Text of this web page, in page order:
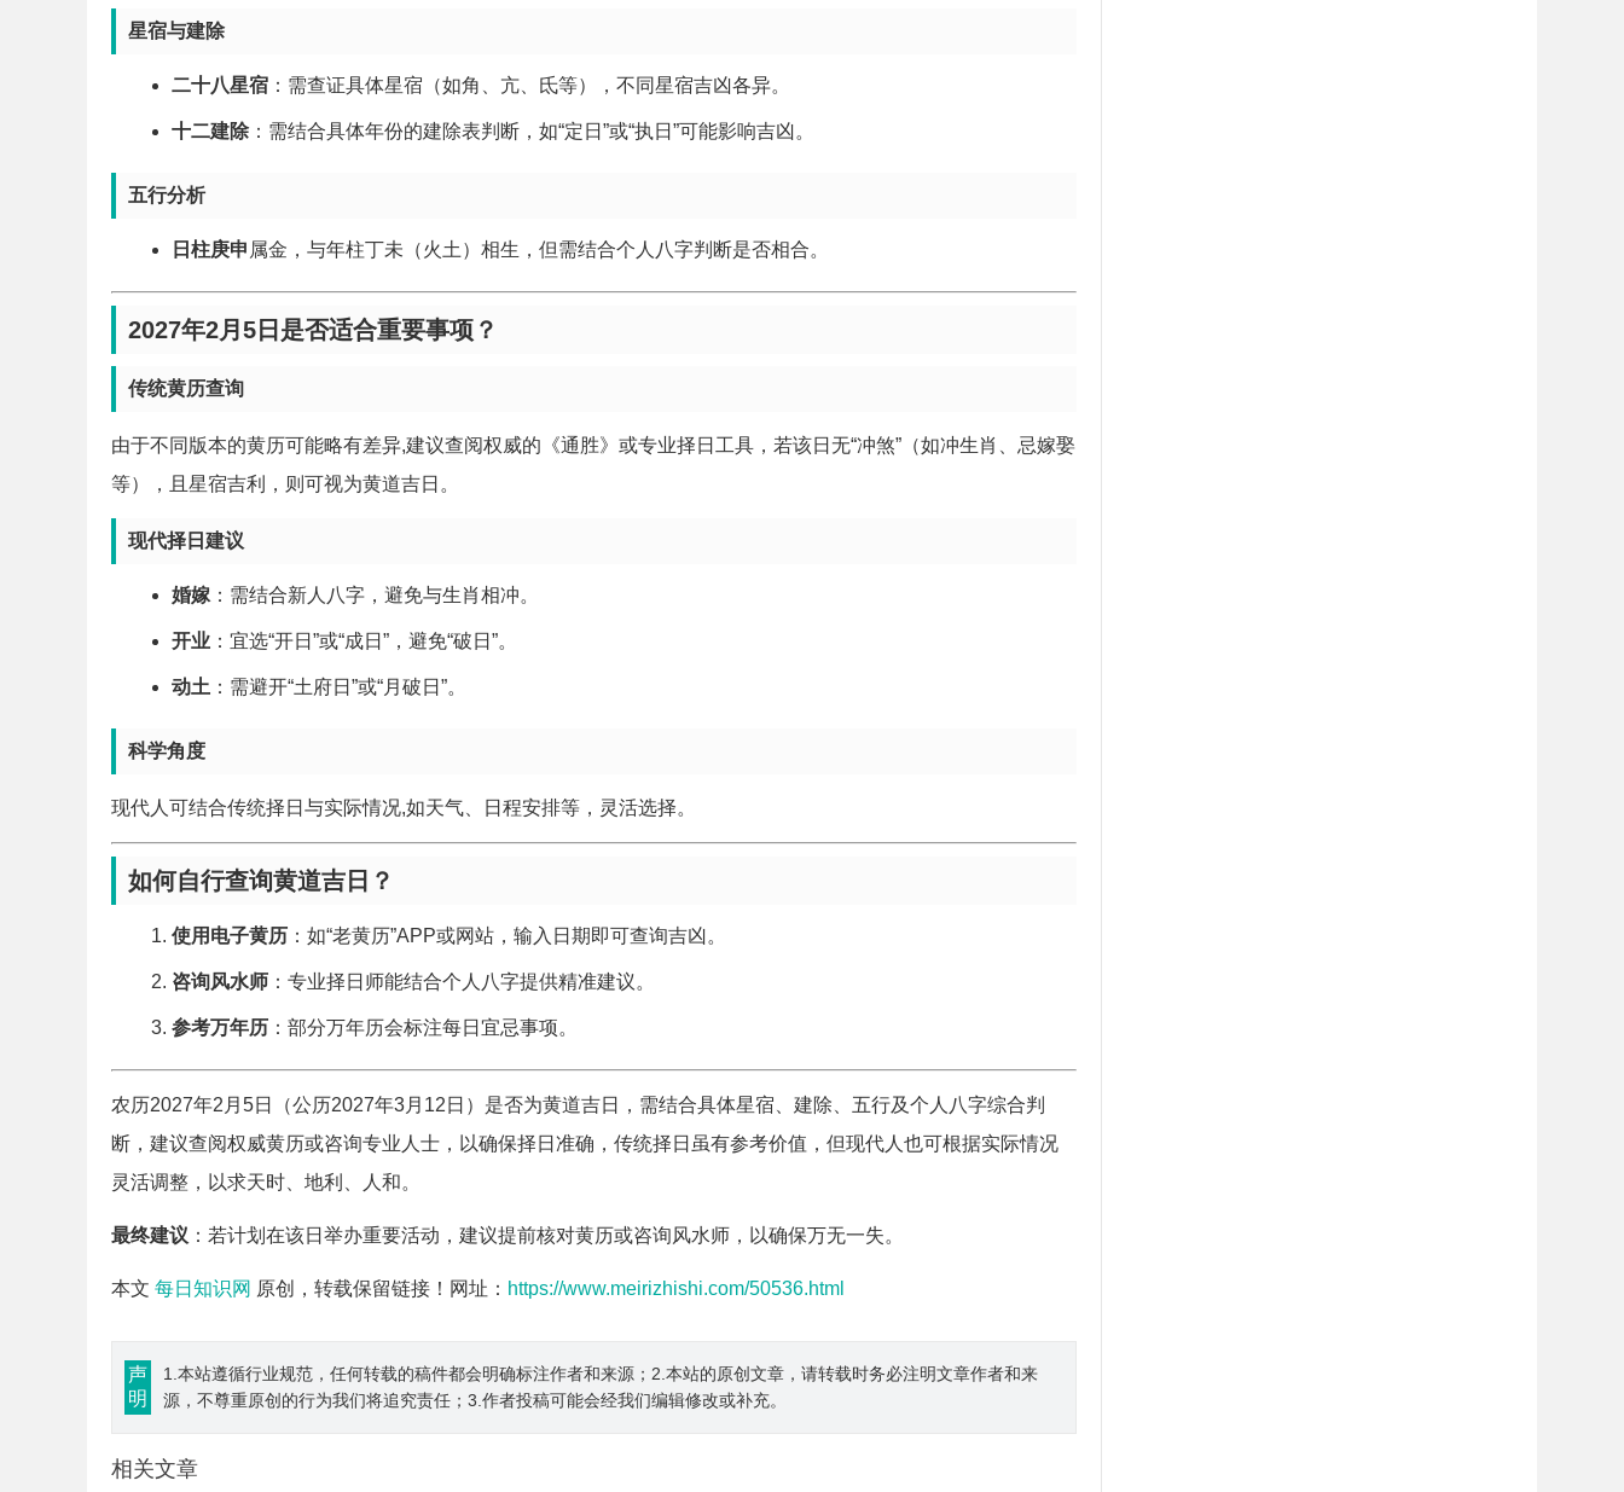
星宿与建除
二十八星宿 ：需查证具体星宿（如角、亢、氐等），不同星宿吉凶各异。
十二建除：需结合具体年份的建除表判断，如“定日”或“执日”可能影响吉凶。
五行分析
日柱庚申 属金，与年柱丁未（火土）相生，但需结合个人八字判断是否相合。
2027年2月5日是否适合重要事项？
传统黄历查询
由于不同版本的黄历可能略有差异,建议查阅权威的《通胜》或专业择日工具，若该日无“冲煞”（如冲生肖、忌嫁娶
等），且星宿吉利，则可视为黄道吉日。
现代择日建议
婚嫁 ：需结合新人八字，避免与生肖相冲。
开业 ：宜选“开日”或“成日”，避免“破日”。
动土 ：需避开“土府日”或“月破日”。
科学角度
现代人可结合传统择日与实际情况,如天气、日程安排等，灵活选择。
如何自行查询黄道吉日？
使用电子黄历 ：如“老黄历”APP或网站，输入日期即可查询吉凶。
咨询风水师 ：专业择日师能结合个人八字提供精准建议。
参考万年历 ：部分万年历会标注每日宜忌事项。
农历2027年2月5日（公历2027年3月12日）是否为黄道吉日，需结合具体星宿、建除、五行及个人八字综合判
断，建议查阅权威黄历或咨询专业人士，以确保择日准确，传统择日虽有参考价值，但现代人也可根据实际情况
灵活调整，以求天时、地利、人和。
最终建议 ：若计划在该日举办重要活动，建议提前核对黄历或咨询风水师，以确保万无一失。
本文 每日知识网 原创，转载保留链接！网址： https://www.meirizhishi.com/50536.html
声
明
1.本站遵循行业规范，任何转载的稿件都会明确标注作者和来源；2.本站的原创文章，请转载时务必注明文章作者和来
源，不尊重原创的行为我们将追究责任；3.作者投稿可能会经我们编辑修改或补充。
相关文章